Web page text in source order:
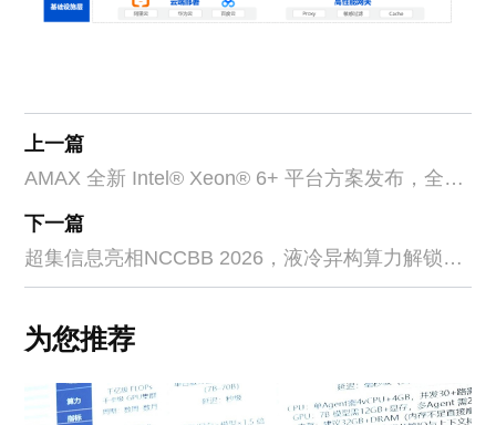
上一篇
AMAX 全新 Intel® Xeon® 6+ 平台方案发布，全面
下一篇
超集信息亮相NCCBB 2026，液冷异构算力解锁生
为您推荐